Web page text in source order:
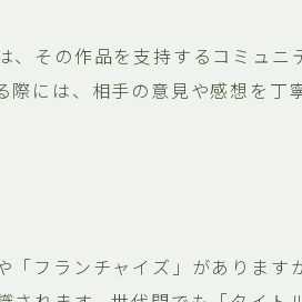
、その作品を支持するコミュニ
際には、相手の意見や感想を丁
「フランチャイズ」があります